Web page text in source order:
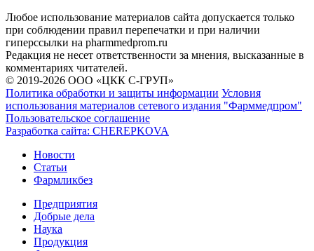
Любое использование материалов сайта допускается только
при соблюдении правил перепечатки и при наличии
гиперссылки на pharmmedprom.ru
Редакция не несет ответственности за мнения, высказанные в
комментариях читателей.
© 2019-2026 ООО «ЦКК С-ГРУП»
Политика обработки и защиты информации Условия
использования материалов сетевого издания "Фарммедпром"
Пользовательское соглашение
Разработка сайта: CHEREPKOVA
Новости
Статьи
Фармликбез
Предприятия
Добрые дела
Наука
Продукция